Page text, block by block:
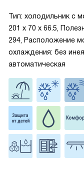
Тип: холодильник с
201 х 70 х 66.5,
294, Расположение
охлаждения: без
автоматическая